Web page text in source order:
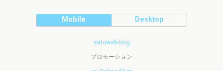
Mobile Desktop
satoweb-blog
プロモーション